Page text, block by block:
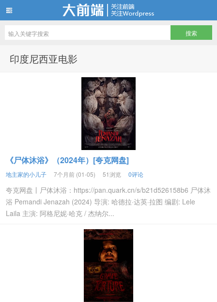
印度尼西亚电影
《尸体沐浴》（2024年）[夸克网盘]
地主家的小儿子 7个月前 (01-05) 51浏览 0评论
夸克网盘丨尸体沐浴：https://pan.quark.cn/s/b21d526158b6 尸体沐
浴 Pemandi Jenazah (2024) 导演: 哈德拉·达英·拉图 编剧: Lele
Laila 主演: 阿格尼妮·哈克 / 杰纳尔...